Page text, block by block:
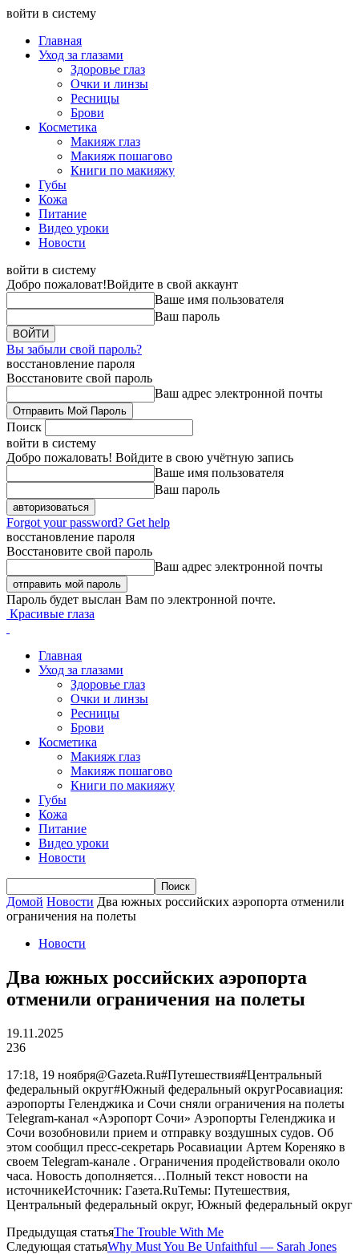
войти в систему
Главная
Уход за глазами
Здоровье глаз
Очки и линзы
Ресницы
Брови
Косметика
Макияж глаз
Макияж пошагово
Книги по макияжу
Губы
Кожа
Питание
Видео уроки
Новости
войти в систему
Добро пожаловат!Войдите в свой аккаунт
Ваше имя пользователя
Ваш пароль
Вы забыли свой пароль?
восстановление пароля
Восстановите свой пароль
Ваш адрес электронной почты
Поиск
войти в систему
Добро пожаловать! Войдите в свою учётную запись
Ваше имя пользователя
Ваш пароль
Forgot your password? Get help
восстановление пароля
Восстановите свой пароль
Ваш адрес электронной почты
Пароль будет выслан Вам по электронной почте.
Красивые глаза
Главная
Уход за глазами
Здоровье глаз
Очки и линзы
Ресницы
Брови
Косметика
Макияж глаз
Макияж пошагово
Книги по макияжу
Губы
Кожа
Питание
Видео уроки
Новости
Домой Новости Два южных российских аэропорта отменили
ограничения на полеты
Новости
Два южных российских аэропорта
отменили ограничения на полеты
19.11.2025
236
17:18, 19 ноября@Gazeta.Ru#Путешествия#Центральный
федеральный округ#Южный федеральный округРосавиация:
аэропорты Геленджика и Сочи сняли ограничения на полеты
Telegram-канал «Аэропорт Сочи» Аэропорты Геленджика и
Сочи возобновили прием и отправку воздушных судов. Об
этом сообщил пресс-секретарь Росавиации Артем Кореняко в
своем Telegram-канале . Ограничения продействовали около
часа. Новость дополняется…Полный текст новости на
источникеИсточник: Газета.RuТемы: Путешествия,
Центральный федеральный округ, Южный федеральный округ
Предыдущая статьяThe Trouble With Me
Следующая статьяWhy Must You Be Unfaithful — Sarah Jones